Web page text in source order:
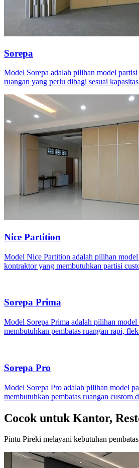
Sorepa
Model Sorepa adalah pilihan model
ruangan yang perlu dibagi sesuai
Nice Partition
Model Nice Partition adalah pilihan
kontraktor yang membutuhkan partisi
Sorepa Prima
Model Sorepa Prima adalah pilihan
membutuhkan pembatas ruangan rapi,
Sorepa Pro
Model Sorepa Pro adalah pilihan model
membutuhkan pembatas ruangan custom
Cocok untuk Kantor,
Pintu Pireki melayani kebutuhan